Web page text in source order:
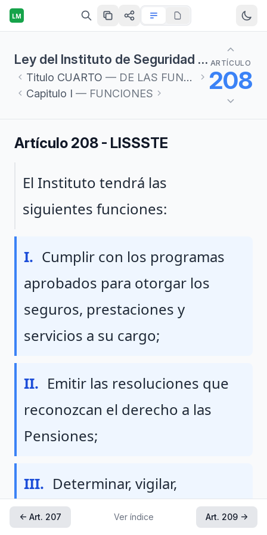
LM
Ley del Instituto de Seguridad y Servicios Sociales de los Trabajadores del Estado
Titulo CUARTO — DE LAS FUNCIONES Y ORGANIZACIÓN DEL INSTITUTO
Capitulo I — FUNCIONES
ARTÍCULO
208
Artículo 208 - LISSSTE
Párrafo 1
El Instituto tendrá las
siguientes funciones:
Fraccion I
I. Cumplir con los programas
aprobados para otorgar los
seguros, prestaciones y
servicios a su cargo;
Fraccion II
II. Emitir las resoluciones que
reconozcan el derecho a las
Pensiones;
Fraccion III
III. Determinar, vigilar,
recaudar y cobrar el importe
← Art. 207 Ver índice Art. 209 →